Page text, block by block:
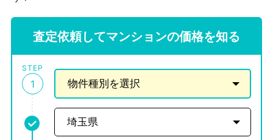
査定依頼してマンションの価格を知る
STEP
1